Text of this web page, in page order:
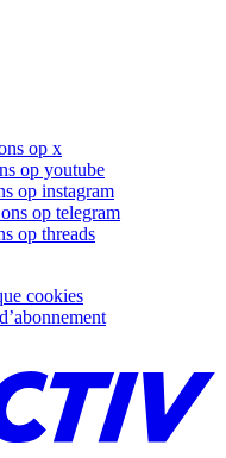
op x
op youtube
op instagram
op telegram
op threads
cookies